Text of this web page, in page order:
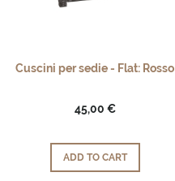
Cuscini per sedie - Flat: Rosso
45,00 €
ADD TO CART